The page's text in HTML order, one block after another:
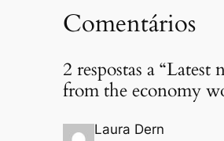
Comentários
2 respostas a “Latest
from the economy
Laura Dern